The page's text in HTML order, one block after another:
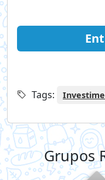
Tags:
Grupos